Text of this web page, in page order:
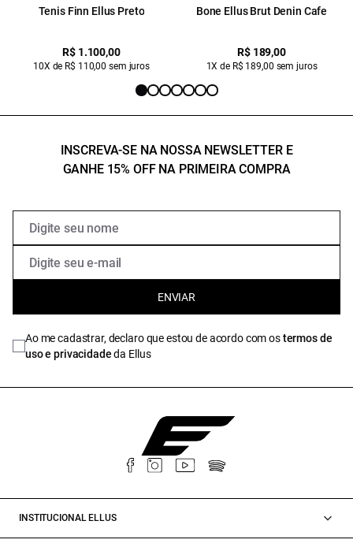
Tenis Finn Ellus Preto
R$ 1.100,00
10X de R$ 110,00 sem juros
Bone Ellus Brut Denin Cafe
R$ 189,00
1X de R$ 189,00 sem juros
INSCREVA-SE NA NOSSA NEWSLETTER E
GANHE 15% OFF NA PRIMEIRA COMPRA
ENVIAR
Ao me cadastrar, declaro que estou de acordo com ostermos de
uso e privacidadeda Ellus
INSTITUCIONAL ELLUS